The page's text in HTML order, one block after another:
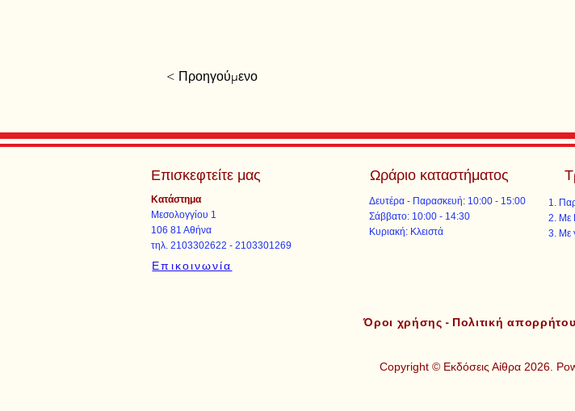
< Προηγούμενο
Επισκεφτείτε μας
Κατάστημα
Μεσολογγίου 1
106 81 Αθήνα
τηλ. 2103302622 - 2103301269
Επικοινωνία
Ωράριο καταστήματος
Δευτέρα - Παρασκευή: 10:00 - 15:00
​​Σάββατο: 10:00 - 14:30
​Κυριακή: Κλειστά
Με
Με
Όροι χρήσης - Πολιτική
Copyright © Εκδόσεις Αίθρα 2026.